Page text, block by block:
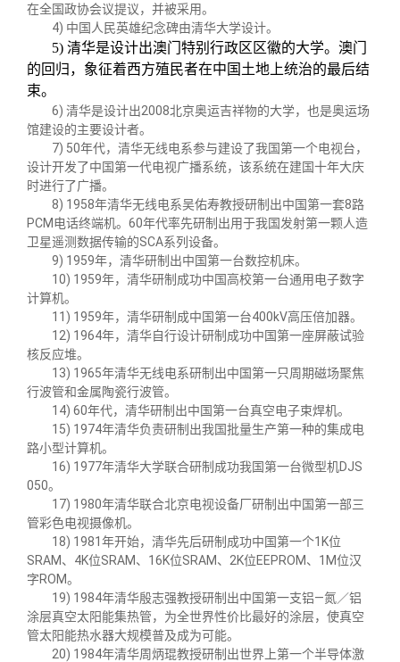
在全国政协会议提议，并被采用。
4) 中国人民英雄纪念碑由清华大学设计。
5) 清华是设计出澳门特别行政区区徽的大学。澳门
的回归，象征着西方殖民者在中国土地上统治的最后结
束。
6) 清华是设计出2008北京奥运吉祥物的大学，也是奥运场
馆建设的主要设计者。
7) 50年代，清华无线电系参与建设了我国第一个电视台，
设计开发了中国第一代电视广播系统，该系统在建国十年大庆
时进行了广播。
8) 1958年清华无线电系吴佑寿教授研制出中国第一套8路
PCM电话终端机。 60年代率先研制出用于我国发射第一颗人造
卫星遥测数据传输的SCA系列设备。
9) 1959年，清华研制出中国第一台数控机床。
10) 1959年，清华研制成功中国高校第一台通用电子数字
计算机。
11) 1959年，清华研制成中国第一台400kV高压倍加器。
12) 1964年，清华自行设计研制成功中国第一座屏蔽试验
核反应堆。
13) 1965年清华无线电系研制出中国第一只周期磁场聚焦
行波管和金属陶瓷行波管。
14) 60年代，清华研制出中国第一台真空电子束焊机。
15) 1974年清华负责研制出我国批量生产第一种的集成电
路小型计算机。
16) 1977年清华大学联合研制成功我国第一台微型机DJS
050。
17) 1980年清华联合北京电视设备厂研制出中国第一部三
管彩色电视摄像机。
18) 1981年开始，清华先后研制成功中国第一个1K位
SRAM、 4K位SRAM、 16K位SRAM、 2K位EEPROM、 1M位汉
字ROM。
19) 1984年清华殷志强教授研制出中国第一支铝—氮／铝
涂层真空太阳能集热管，为全世界性价比最好的涂层，使真空
管太阳能热水器大规模普及成为可能。
20) 1984年清华周炳琨教授研制出世界上第一个半导体激